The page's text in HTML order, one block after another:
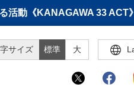
動《KANAGAWA 33 ACT
サイズ 標準 大